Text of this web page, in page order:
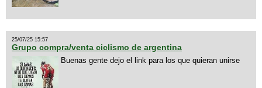
25/07/25 15:57
Grupo compra/venta ciclismo de argentina
Buenas gente dejo el link para los que quieran unirse